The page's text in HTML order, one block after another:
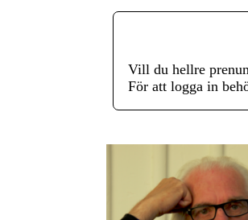
Vill du hellre
För att logga in